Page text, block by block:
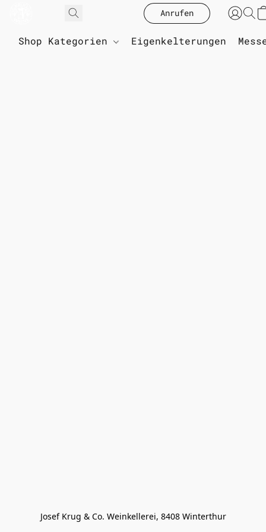
Anrufen
Shop Kategorien Eigenkelterungen
Josef Krug & Co. Weinkellerei, 8408 Winterthur